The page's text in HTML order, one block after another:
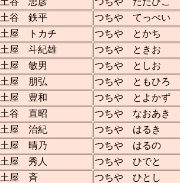
土谷 鉄平
つちや てっぺい
土屋 トカチ
つちや とかち
土屋 斗紀雄
つちや ときお
土屋 敏男
つちや としお
土屋 朋弘
つちや ともひろ
土屋 豊和
つちや とよかず
土谷 直昭
つちや なおあき
土屋 治紀
つちや はるき
土屋 晴乃
つちや はるの
土屋 秀人
つちや ひでと
土屋 斉
つちや ひとし